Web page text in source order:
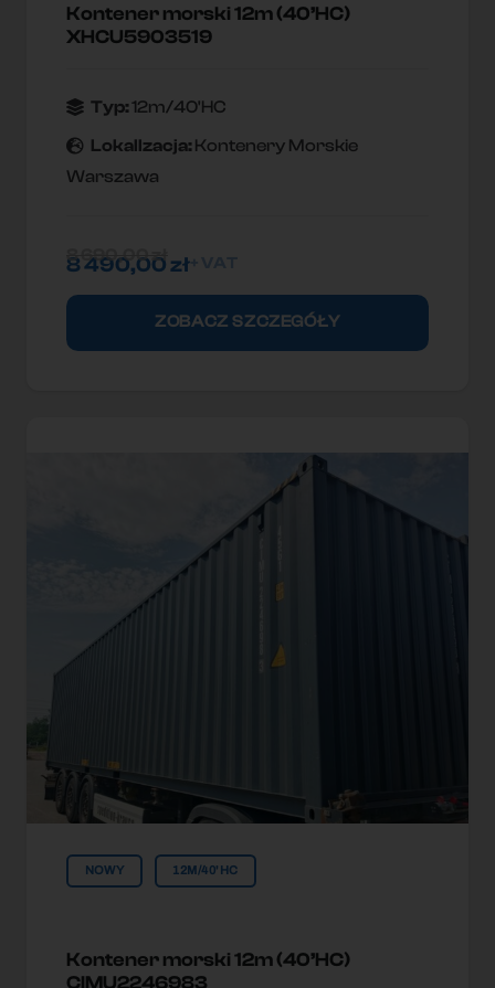
Kontener morski 12m (40’HC)
XHCU5903519
Typ:12m/40'HC
Lokallzacja: Kontenery Morskie
Warszawa
8 490,00zł
8 690,00 zł
ZOBACZ SZCZEGÓŁY
NOWY 12M/40'HC
Kontener morski 12m (40’HC)
CIMU2246983